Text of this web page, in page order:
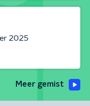
2025
Meer gemist